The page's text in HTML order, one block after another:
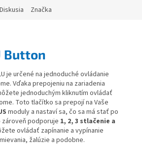
Diskusia Značka
Button
je určené na jednoduché ovládanie
Vďaka prepojeniu na zariadenia
jednoduchým kliknutím ovládať
Toto tlačítko sa prepojí na Vaše
moduly a nastaví sa, čo sa má stať po
podporuje 1, 2, 3 stlačenie a
ovládať zapínanie a vypínanie
žalúzie a podobne.